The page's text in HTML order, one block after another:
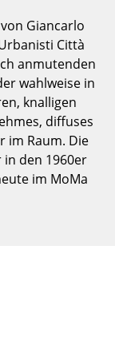
Giancarlo
Città
anmutenden
wahlweise in
knalligen
diffuses
im Raum. Die
in den 1960er
im MoMa